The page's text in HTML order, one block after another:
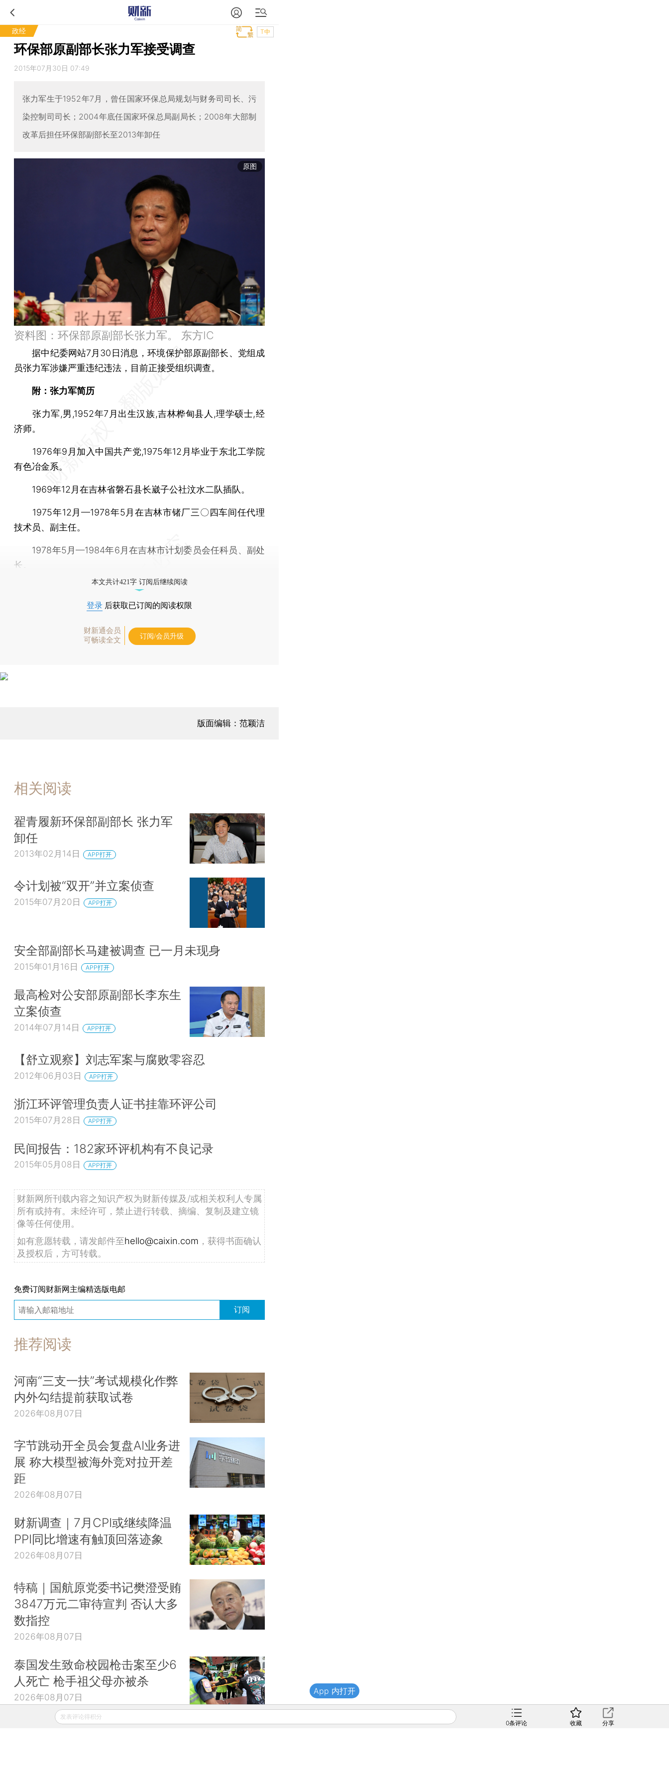
政经 T中
环保部原副部长张力军接受调查
2015年07月30日 07:49
张力军生于1952年7月，曾任国家环保总局规划与财务司司长、污
染控制司司长；2004年底任国家环保总局副局长；2008年大部制
改革后担任环保部副部长至2013年卸任
原图
资料图：环保部原副部长张力军。 东方IC
据中纪委网站7月30日消息，环境保护部原副部长、党组成
员张力军涉嫌严重违纪违法，目前正接受组织调查。
附：张力军简历
张力军,男,1952年7月出生汉族,吉林桦甸县人,理学硕士,经
济师。
1976年9月加入中国共产党,1975年12月毕业于东北工学院
有色冶金系。
1969年12月在吉林省磐石县长崴子公社汶水二队插队。
1975年12月—1978年5月在吉林市锗厂三〇四车间任代理
技术员、副主任。
1978年5月—1984年6月在吉林市计划委员会任科员、副处
长。
本文共计421字 订阅后继续阅读
登录 后获取已订阅的阅读权限
财新通会员
可畅读全文
订阅/会员升级
版面编辑：范颖洁
相关阅读
翟青履新环保部副部长 张力军
卸任
2013年02月14日 APP打开
令计划被“双开”并立案侦查
2015年07月20日 APP打开
安全部副部长马建被调查 已一月未现身
2015年01月16日 APP打开
最高检对公安部原副部长李东生
立案侦查
2014年07月14日 APP打开
【舒立观察】刘志军案与腐败零容忍
2012年06月03日 APP打开
浙江环评管理负责人证书挂靠环评公司
2015年07月28日 APP打开
民间报告：182家环评机构有不良记录
2015年05月08日 APP打开
财新网所刊载内容之知识产权为财新传媒及/或相关权利人专属
所有或持有。未经许可，禁止进行转载、摘编、复制及建立镜
像等任何使用。
如有意愿转载，请发邮件至hello@caixin.com ，获得书面确认
及授权后，方可转载。
免费订阅财新网主编精选版电邮
订阅
推荐阅读
河南“三支一扶”考试规模化作弊
内外勾结提前获取试卷
2026年08月07日
字节跳动开全员会复盘AI业务进
展 称大模型被海外竞对拉开差
距
2026年08月07日
财新调查｜7月CPI或继续降温
PPI同比增速有触顶回落迹象
2026年08月07日
特稿｜国航原党委书记樊澄受贿
3847万元二审待宣判 否认大多
数指控
2026年08月07日
泰国发生致命校园枪击案至少6
人死亡 枪手祖父母亦被杀
2026年08月07日
发表评论得积分
0条评论 收藏 分享
App 内打开